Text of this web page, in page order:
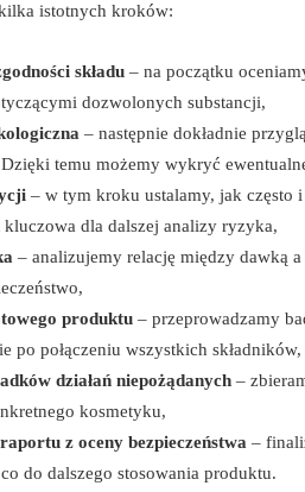
istotnych kroków:
składu – na początku
dozwolonych substancji,
– następnie dokładnie
temu możemy wykryć
– w tym kroku ustalamy, jak często
dla dalszej analizy ryzyka,
– analizujemy relację między dawką
produktu – przeprowadzamy
po połączeniu wszystkich składników,
działań niepożądanych –
kosmetyku,
z oceny bezpieczeństwa –
do dalszego stosowania produktu.